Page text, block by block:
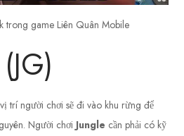
trong game Liên Quân Mobile
trí người chơi sẽ đi vào khu rừng để
Người chơi Jungle cần phải có kỹ